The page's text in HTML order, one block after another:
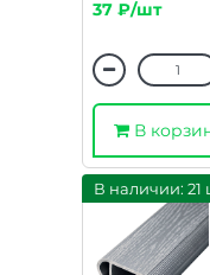
37 ₽/шт
В
В наличии: 21